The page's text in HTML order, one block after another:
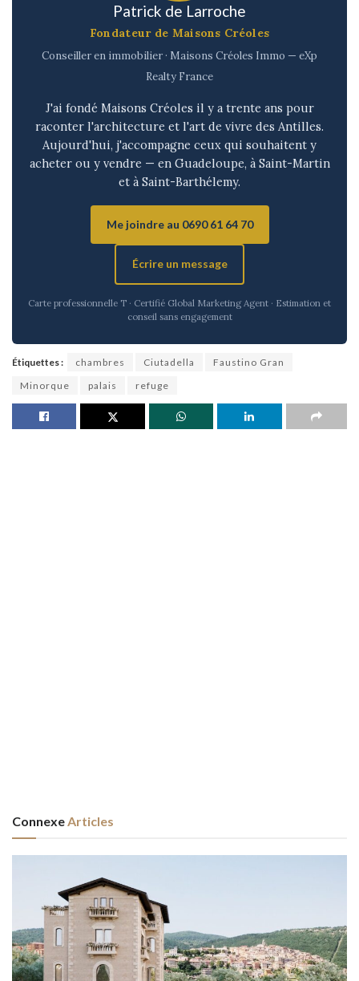
Patrick de Larroche
Fondateur de Maisons Créoles
Conseiller en immobilier · Maisons Créoles Immo — eXp
Realty France
J'ai fondé Maisons Créoles il y a trente ans pour
raconter l'architecture et l'art de vivre des Antilles.
Aujourd'hui, j'accompagne ceux qui souhaitent y
acheter ou y vendre — en Guadeloupe, à Saint-Martin
et à Saint-Barthélemy.
Me joindre au 0690 61 64 70
Écrire un message
Carte professionnelle T · Certifié Global Marketing Agent · Estimation et
conseil sans engagement
Étiquettes : chambres Ciutadella
Faustino Gran
Minorque
palais refuge
ConnexeArticles